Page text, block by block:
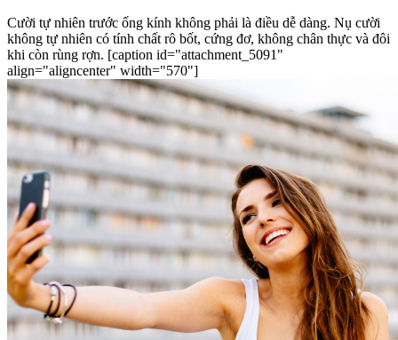
Cười tự nhiên trước ống kính không phải là điều dễ dàng. Nụ cười
không tự nhiên có tính chất rô bốt, cứng đơ, không chân thực và đôi
khi còn rùng rợn. [caption id="attachment_5091"
align="aligncenter" width="570"]